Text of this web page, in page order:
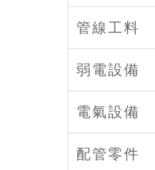
管線工料
弱電設備
電氣設備
配管零件